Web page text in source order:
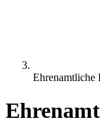
Ehrenamtliche